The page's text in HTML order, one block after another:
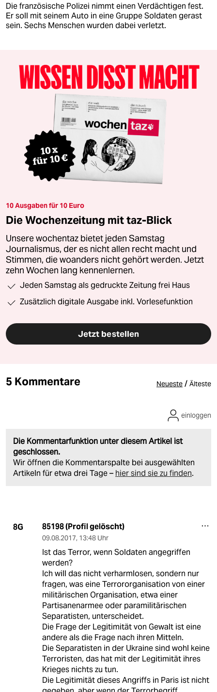
Die französische Polizei nimmt einen Verdächtigen fest.
Er soll mit seinem Auto in eine Gruppe Soldaten gerast
sein. Sechs Menschen wurden dabei verletzt.
10 Ausgaben für 10 Euro
Die Wochenzeitung mit taz-Blick
Unsere wochentaz bietet jeden Samstag
Journalismus, der es nicht allen recht macht und
Stimmen, die woanders nicht gehört werden. Jetzt
zehn Wochen lang kennenlernen.
Jeden Samstag als gedruckte Zeitung frei Haus
Zusätzlich digitale Ausgabe inkl. Vorlesefunktion
Jetzt bestellen
5 Kommentare Neueste / Älteste
Die Kommentarfunktion unter diesem Artikel ist
geschlossen.
Wir öffnen die Kommentarspalte bei ausgewählten
Artikeln für etwa drei Tage – hier sind sie zu finden.
einloggen
8G 85198 (Profil gelöscht)
09.08.2017, 13:48 Uhr
Ist das Terror, wenn Soldaten angegriffen
werden?
Ich will das nicht verharmlosen, sondern nur
fragen, was eine Terrororganisation von einer
militärischen Organisation, etwa einer
Partisanenarmee oder paramilitärischen
Separatisten, unterscheidet.
Die Frage der Legitimität von Gewalt ist eine
andere als die Frage nach ihren Mitteln.
Die Separatisten in der Ukraine sind wohl keine
Terroristen, das hat mit der Legitimität ihres
Krieges nichts zu tun.
Die Legitimität dieses Angriffs in Paris ist nicht